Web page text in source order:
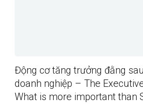
Động cơ tăng trưởng đằng
doanh nghiệp – The
What is more important than